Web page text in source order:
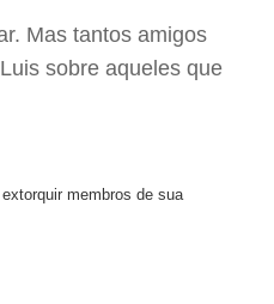
Mas tantos amigos
sobre aqueles que
membros de sua